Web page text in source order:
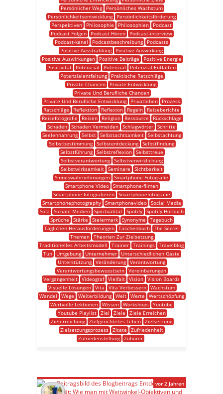
Persönlicher Weg
Persönliches Wachstum
Persönlichkeitsentwicklung
Persönlichkeitsförderung
Perspektiven
Philosophie Philosophien
Podcast
Podcast Folgen
Podcast Hören
Podcast-interview
Podcast-kanal
Podcastbeschreibung
Podcasts
Positive Ausstrahlung
Positive Auswirkung
Positive Auswirkungen
Positive Beiträge
Positive Energie
Positivität
Potenz-ial Potenzial
Potenzial Entfalten
Potenzialentfaltung
Praktische Ratschläge
Private Chancen
Private Entwicklung
Private Und Berufliche Chancen
Private Und Berufliche Entwicklung
Privatleben
Prozess
Ratschläge
Reflektion Reflexion Regeln
Reiseberichte
Reisefotografie
Reisen Religion Ressource
Rückschläge
Schaden Schaden Vermeiden Schlagwörter Schritte
Seelennahrung
Selbst Selbstachtsamkeit
Selbstachtung
Selbstbestimmung Selbstentdeckung Selbstfindung
Selbstführung
Selbstreflexion
Selbsttreue
Selbstverantwortung
Selbstverwirklichung
Selbstwirksamkeit
Seminare
Sichtbarkeit
Sinneswahrnehmungen Smartphone Fotografie
Smartphone Video
Smartphone-filmen
Smartphone-fotografieren
Smartphonefotografie
Smartphonephotography
Smartphonevideo
Social Media
Sofa
Soziale Medien Spiritualität Spotify
Spotify Hörbuch
Sprüche
Stärke Steiermark Synonyme
Tagebuch
Täglichen Herausforderungen
Taschenbuch
The Secret
Themen
Theorien Zur Zielsetzung
Traditionelles Arbeitsmodell
Trainer Trainings Travelblog
Tun
Umgebung Unternehmer
Unterschiedlichen Gäste
Unterstützung Veränderung Verantwortung
Verantwortungsbewusstsein Vereinbarungen
Vergangenheit Videograf Vielfalt Vision Vision Boards
Visuelle Lösungen
Vita Vita Verbessern
Wachstum
Wandel
Wege Weiterbildung Welt Werte
Wertschöpfung
Wertvolle Lektionen Wissen Workshops Youtube
Youtube Playlist
Ziel Ziele
Ziele Erreichen
Zielerreichung Zielgerichtetes Leben Zielsetzung
Zielsetzungsprozess
Zitate
Zufriedenheit
Zufriedenstellung
Zuhörer
vor 2 Jahren